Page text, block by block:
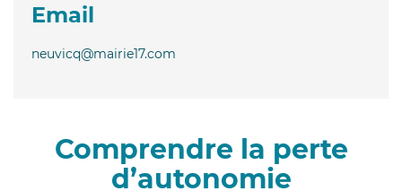
Email
neuvicq@mairie17.com
Comprendre la perte
d’autonomie